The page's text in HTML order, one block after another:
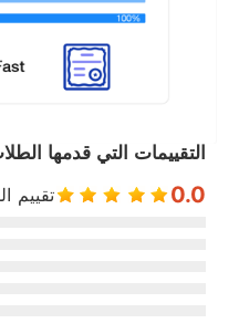
التقييمات التي قدمها
0.0 تقييم